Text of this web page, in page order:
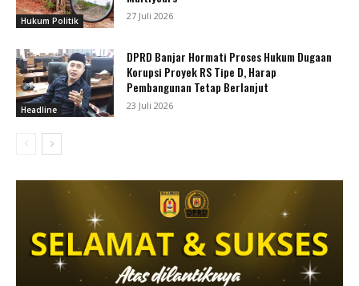
Hukum Politik 27 Juli 2026
Headline
DPRD Banjar Hormati Proses Hukum Dugaan
Korupsi Proyek RS Tipe D, Harap
Pembangunan Tetap Berlanjut
23 Juli 2026